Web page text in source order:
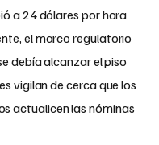
a 24 dólares por hora
el marco regulatorio
debía alcanzar el piso
vigilan de cerca que los
actualicen las nóminas